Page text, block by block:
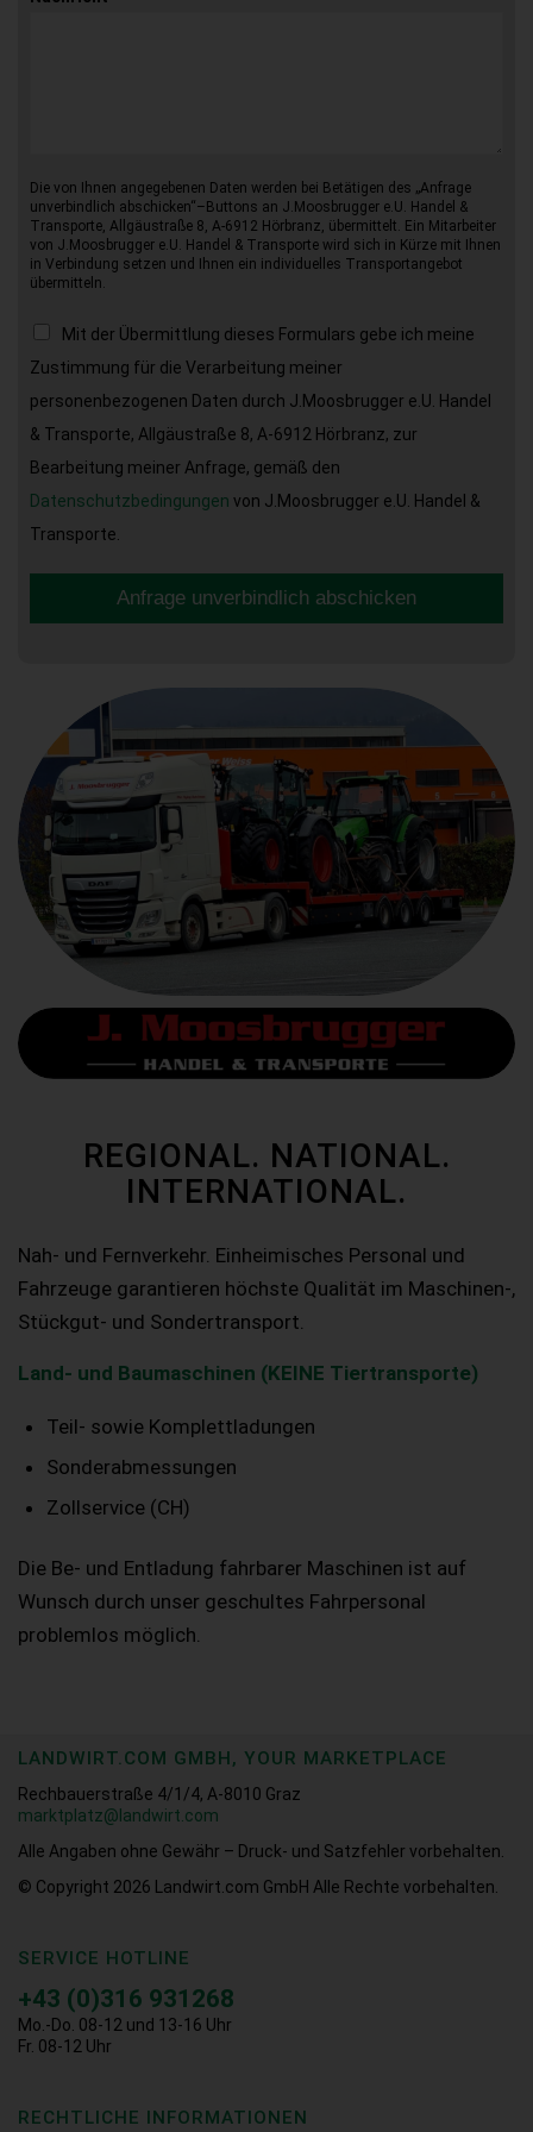
Die von Ihnen angegebenen Daten werden bei Betätigen des „Anfrage
unverbindlich abschicken“–Buttons an J.Moosbrugger e.U. Handel &
Transporte, Allgäustraße 8, A-6912 Hörbranz, übermittelt. Ein Mitarbeiter
von J.Moosbrugger e.U. Handel & Transporte wird sich in Kürze mit Ihnen
in Verbindung setzen und Ihnen ein individuelles Transportangebot
übermitteln.
Mit der Übermittlung dieses Formulars gebe ich meine
Zustimmung für die Verarbeitung meiner
personenbezogenen Daten durch J.Moosbrugger e.U. Handel
& Transporte, Allgäustraße 8, A-6912 Hörbranz, zur
Bearbeitung meiner Anfrage, gemäß den
Datenschutzbedingungen von J.Moosbrugger e.U. Handel &
Transporte.
Anfrage unverbindlich abschicken
REGIONAL. NATIONAL.
INTERNATIONAL.
Nah- und Fernverkehr. Einheimisches Personal und
Fahrzeuge garantieren höchste Qualität im Maschinen-,
Stückgut- und Sondertransport.
Land- und Baumaschinen (KEINE Tiertransporte)
Teil- sowie Komplettladungen
Sonderabmessungen
Zollservice (CH)
Die Be- und Entladung fahrbarer Maschinen ist auf
Wunsch durch unser geschultes Fahrpersonal
problemlos möglich.
LANDWIRT.COM GMBH, YOUR MARKETPLACE
Rechbauerstraße 4/1/4, A-8010 Graz
marktplatz@landwirt.com
Alle Angaben ohne Gewähr – Druck- und Satzfehler vorbehalten.
© Copyright 2026
Landwirt.com GmbH Alle Rechte vorbehalten.
SERVICE HOTLINE
+43 (0)316 931268
Mo.-Do. 08-12 und 13-16 Uhr
Fr. 08-12 Uhr
RECHTLICHE INFORMATIONEN